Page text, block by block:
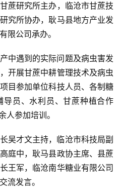
蔗研究所主办，临沧市甘蔗技
究所协办，耿马县地方产业发
限公司承办。
中遇到的实际问题及病虫害发
开展甘蔗中耕管理技术及病虫
目参加单位科技人员、各制糖
员、水利员、甘蔗种植合作
参加培训。
吴才文主持，临沧市科技局副
庭中，耿马县政协主席、县蔗
王军，临沧南华糖业有限公司
流发言。